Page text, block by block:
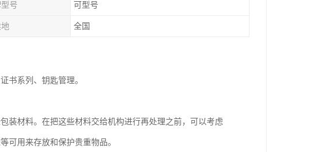
号 可型号
全国
书系列、钥匙管理。
装材料。在把这些材料交给机构进行再处理之前，可以考虑
可用来存放和保护贵重物品。